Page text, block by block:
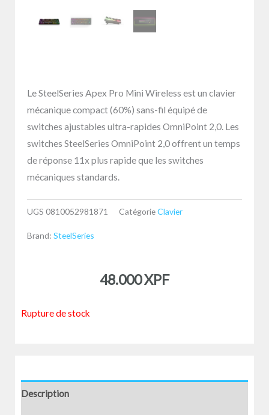
Le SteelSeries Apex Pro Mini Wireless est un clavier
mécanique compact (60%) sans-fil équipé de
switches ajustables ultra-rapides OmniPoint 2,0. Les
switches SteelSeries OmniPoint 2,0 offrent un temps
de réponse 11x plus rapide que les switches
mécaniques standards.
UGS 0810052981871 CatégorieClavier
Brand: SteelSeries
48.000XPF
Rupture de stock
Description